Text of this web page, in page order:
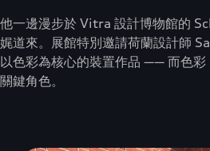
他一邊漫步於 Vitra 設計博物館的
娓道來。展館特別邀請荷蘭設計師
以色彩為核心的裝置作品 —— 而色彩
關鍵角色。